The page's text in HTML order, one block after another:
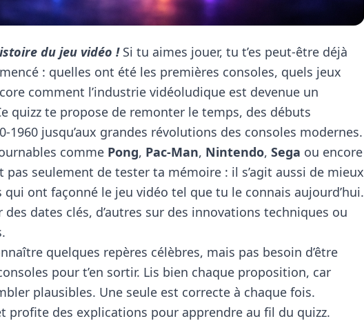
du jeu vidéo !Si tu aimes jouer, tu t’es peut-être déjà
: quelles ont été les premières consoles, quels jeux
comment l’industrie vidéoludique est devenue un
quizz te propose de remonter le temps, des débuts
1960 jusqu’aux grandes révolutions des consoles modernes.
comme Pong, Pac-Man, Nintendo, Sega ou encore
pas seulement de tester ta mémoire : il s’agit aussi de mieux
ont façonné le jeu vidéo tel que tu le connais aujourd’hui.
dates clés, d’autres sur des innovations techniques ou
quelques repères célèbres, mais pas besoin d’être
pour t’en sortir. Lis bien chaque proposition, car
plausibles. Une seule est correcte à chaque fois.
profite des explications pour apprendre au fil du quizz.